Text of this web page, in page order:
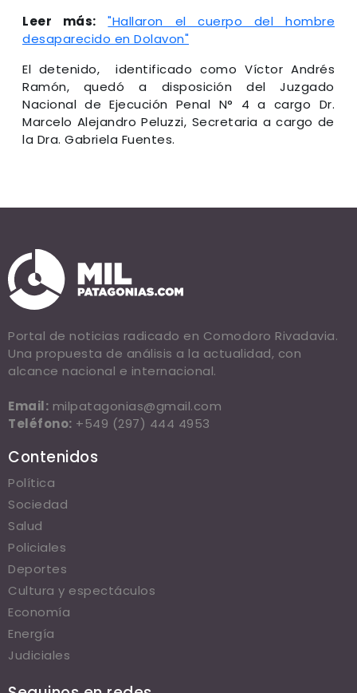
Leer más:
"Hallaron el cuerpo del hombre
desaparecido en Dolavon"
El detenido, identificado como Víctor Andrés
Ramón, quedó a disposición del Juzgado
Nacional de Ejecución Penal N° 4 a cargo Dr.
Marcelo Alejandro Peluzzi, Secretaria a cargo de
la Dra. Gabriela Fuentes.
Portal de noticias radicado en Comodoro Rivadavia.
Una propuesta de análisis a la actualidad, con
alcance nacional e internacional.
Email: milpatagonias@gmail.com
Teléfono: +549 (297) 444 4953
Contenidos
Política
Sociedad
Salud
Policiales
Deportes
Cultura y espectáculos
Economía
Energía
Judiciales